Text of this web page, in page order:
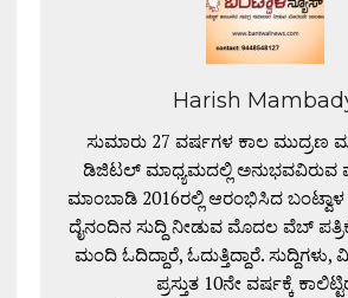
Harish
ಸುಮಾರು 27 ವರ್ಷಗಳ ಕಾಲ ಮುದ್ರಣ
ಡಿಜಿಟಲ್ ಮಾಧ್ಯಮದಲ್ಲಿ ಅನುಭವವಿರುವ
ಮಾಂಬಾಡಿ 2016ರಲ್ಲಿ ಆರಂಭಿಸಿದ ಬಂಟ್ವಾಳ
ದೈನಂದಿನ ಸುದ್ದಿ ನೀಡುವ ಮೊದಲ ವೆಬ್
ಮಂದಿ ಓದಿದ್ದಾರೆ, ಓದುತ್ತಿದ್ದಾರೆ. ಸುದ್ದಿಗಳು,
ಪ್ರಸ್ತುತ 10ನೇ ವರ್ಷಕ್ಕೆ